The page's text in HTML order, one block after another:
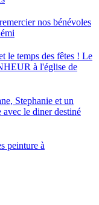
nos bénévoles
le temps des fêtes ! Le
à l'église de
Stephanie et un
le diner destiné
peinture à